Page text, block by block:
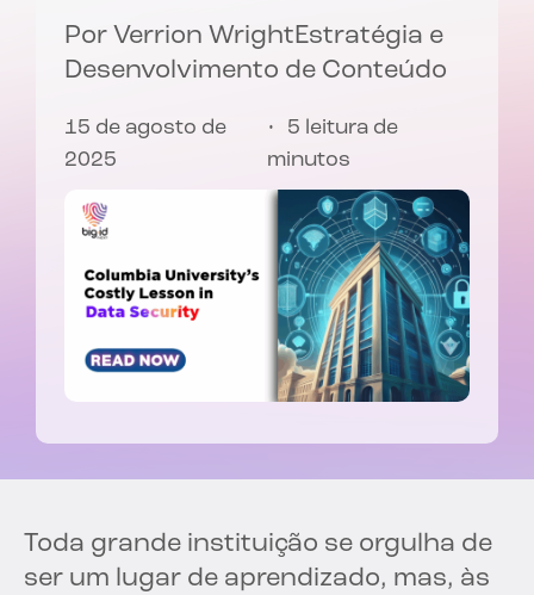
Por Verrion WrightEstratégia e
Desenvolvimento de Conteúdo
15 de agosto de
2025
5 leitura de
minutos
Toda grande instituição se orgulha de
ser um lugar de aprendizado, mas, às